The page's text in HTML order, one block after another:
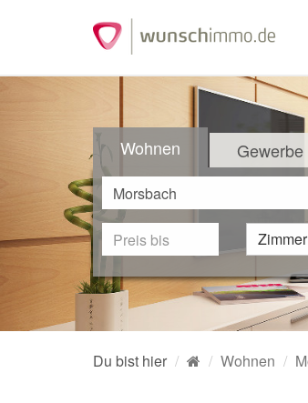
Wohnen Gewerbe
Zimmer
Du bist hier Wohnen